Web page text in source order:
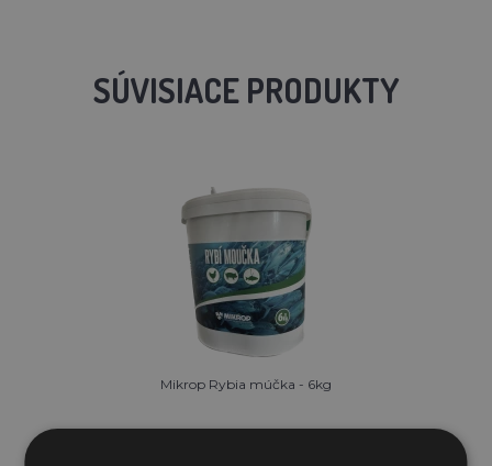
SÚVISIACE PRODUKTY
Mikrop Rybia múčka - 6kg